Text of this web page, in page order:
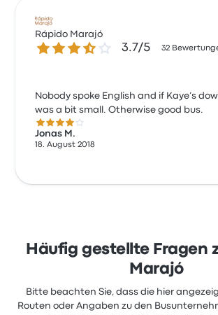
Rápido Marajó
3.7 von 5 Sternen3.7/5 32
Nobody spoke English and if Kaye’s
was a bit small. Otherwise good bus.
4.0 von 5 Sternen
Jonas M.
18. August 2018
Häufig gestellte Fragen
Marajó
Bitte beachten Sie, dass die hier
Routen oder Angaben zu den